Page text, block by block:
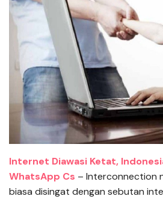
Internet Diawasi Ketat,
WhatsApp Cs – Interconnection
biasa disingat dengan sebutan